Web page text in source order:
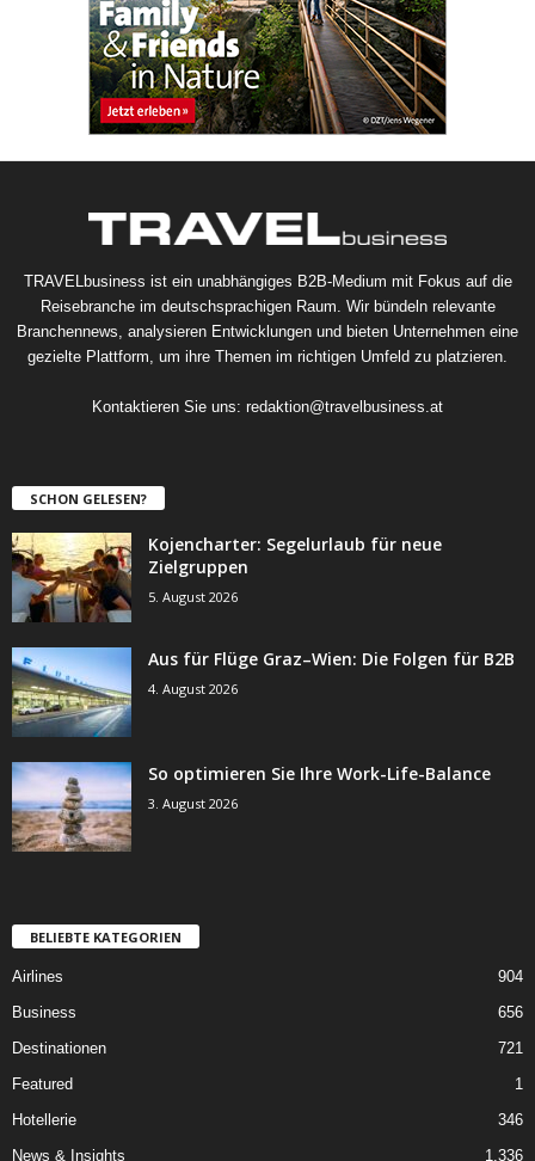
TRAVELbusiness ist ein unabhängiges B2B-Medium mit Fokus auf die
Reisebranche im deutschsprachigen Raum. Wir bündeln relevante
Branchennews, analysieren Entwicklungen und bieten Unternehmen eine
gezielte Plattform, um ihre Themen im richtigen Umfeld zu platzieren.
Kontaktieren Sie uns: redaktion@travelbusiness.at
SCHON GELESEN?
Kojencharter: Segelurlaub für neue
Zielgruppen
5. August 2026
Aus für Flüge Graz–Wien: Die Folgen für B2B
4. August 2026
So optimieren Sie Ihre Work-Life-Balance
3. August 2026
BELIEBTE KATEGORIEN
Airlines
904
Business
656
Destinationen
721
Featured
1
Hotellerie
346
News & Insights
1.336